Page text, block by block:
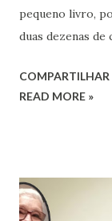
pequeno livro,
duas dezenas
Velho Processo.
COMPARTILHAR
READ MORE »